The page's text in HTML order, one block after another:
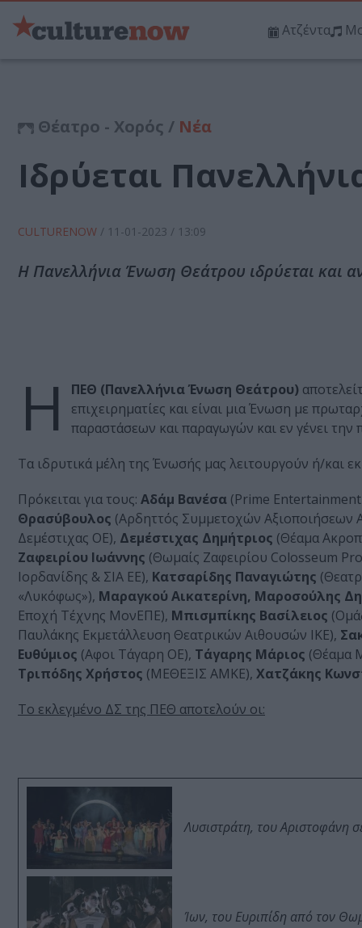
Ατζέντα
Θέατρο - Χορός / Νέα
Ιδρύεται
CULTURENOW / 11-01-2023 / 13:09
Η Πανελλήνια Ένωση Θεάτρου ιδρύεται και
H ΠΕΘ (Πανελλήνια Ένωση Θεάτρου)
επιχειρηματίες και είναι μια Ένωση με
παραστάσεων και παραγωγών και εν γένει την
Τα ιδρυτικά μέλη της Ένωσής μας λειτουργούν ή/και
Πρόκειται για τους: Αδάμ Βανέσα (Prime
Θρασύβουλος (Αρδηττός Συμμετοχών Αξιοποιήσεων
Δεμέστιχας ΟΕ), Δεμέστιχας Δημήτριος (Θέαμα
Ζαφειρίου Ιωάννης (Θωμαίς Ζαφειρίου Colosseum
Ιορδανίδης & ΣΙΑ ΕΕ), Κατσαρίδης Παναγιώτης
«Λυκόφως»), Μαραγκού Αικατερίνη, Μαροσούλης
Εποχή Τέχνης ΜονΕΠΕ), Μπισμπίκης Βασίλειος
Παυλάκης Εκμετάλλευση Θεατρικών Αιθουσών ΙΚΕ),
Ευθύμιος (Αφοι Τάγαρη ΟΕ), Τάγαρης Μάριος (Θέαμα
Τριπόδης Χρήστος (ΜΕΘΕΞΙΣ ΑΜΚΕ), Χατζάκης
Το εκλεγμένο ΔΣ της ΠΕΘ αποτελούν οι:
Λυσιστράτη, του Αριστοφάνη
Ίων, του Ευριπίδη από τον